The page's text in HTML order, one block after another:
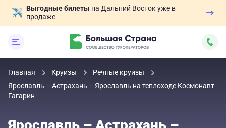
Выгодные билеты на Дальний Восток уже в
продаже
Главная Круизы
Речные круизы
Ярославль – Астрахань – Ярославль на теплоходе Космонавт
Гагарин